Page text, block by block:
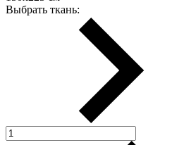
Выбрать ткань: